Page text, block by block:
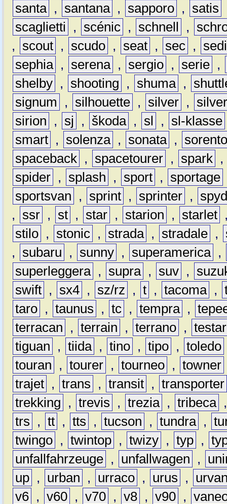
santa , santana , sapporo , satis
scaglietti
, scénic , schnell ,
,
scout , scudo , seat , sec ,
sephia , serena , sergio , serie ,
shelby , shooting , shuma ,
signum
, silhouette , silver ,
sirion
, sj , škoda , sl , sl-klasse
smart , solenza , sonata ,
spaceback , spacetourer , spark ,
spider , splash , sport , sportage
sportsvan
, sprint , sprinter ,
,
ssr , st , star , starion , starlet
stilo , stonic , strada , stradale ,
,
subaru , sunny , superamerica ,
superleggera , supra , suv ,
swift , sx4 , sz/rz , t , tacoma ,
taro , taunus , tc , tempra ,
terracan
, terrain , terrano ,
tiguan
, tiida , tino , tipo , toledo
touran
, tourer , tourneo , towner
trajet , trans , transit , transporter
trekking
, trevis , trezia , tribeca
trs
, tt , tts , tucson , tundra ,
twingo , twintop , twizy , typ ,
unfallfahrzeuge , unfallwagen ,
up , urban , urraco , urus ,
v6 , v60 , v70 , v8 , v90 ,